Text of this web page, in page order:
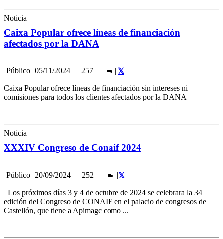
Noticia
Caixa Popular ofrece líneas de financiación
afectados por la DANA
Público 05/11/2024 257 ||
Caixa Popular ofrece líneas de financiación sin intereses ni
comisiones para todos los clientes afectados por la DANA
Noticia
XXXIV Congreso de Conaif 2024
Público 20/09/2024 252 ||
Los próximos días 3 y 4 de octubre de 2024 se celebrara la 34
edición del Congreso de CONAIF en el palacio de congresos de
Castellón, que tiene a Apimagc como ...